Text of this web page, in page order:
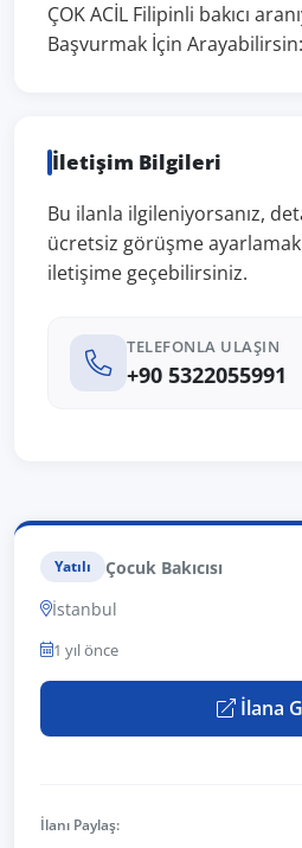
ÇOK ACİL Filipinli bakıcı
Başvurmak İçin Arayabilirsin:
İletişim Bilgileri
Bu ilanla ilgileniyorsanız,
ücretsiz görüşme
iletişime geçebilirsiniz.
TELEFONLA ULAŞIN
+90 5322055991
Yatılı
Çocuk Bakıcısı
İstanbul
1 yıl önce
İlana
İlanı Paylaş: